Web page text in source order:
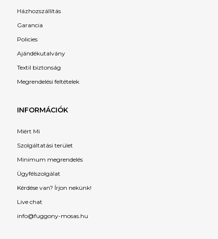
Házhozszállítás
Garancia
Policies
Ajándékutalvány
Textil biztonság
Megrendelési feltételek
INFORMÁCIÓK
Miért Mi
Szolgáltatási terület
Minimum megrendelés
Ügyfélszolgálat
Kérdése van? Írjon nekünk!
Live chat
info@fuggony-mosas.hu